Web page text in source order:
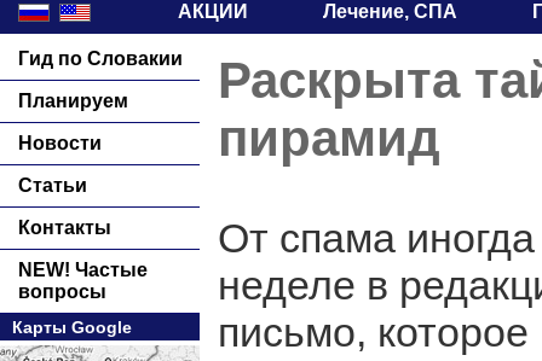
АКЦИИ Лечение, СПА
Гид по Словакии
Планируем
Новости
Статьи
Контакты
NEW! Частые
вопросы
Карты Google
Раскрыта
пирамид
От спама
неделе в
письмо,